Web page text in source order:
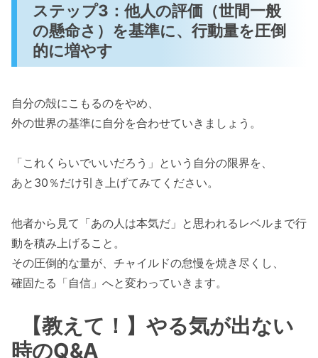
ステップ3：他人の評価（世間一般
の懸命さ）を基準に、行動量を圧倒
的に増やす
自分の殻にこもるのをやめ、
外の世界の基準に自分を合わせていきましょう。
「これくらいでいいだろう」という自分の限界を、
あと30％だけ引き上げてみてください。
他者から見て「あの人は本気だ」と思われるレベルまで行
動を積み上げること。
その圧倒的な量が、チャイルドの怠慢を焼き尽くし、
確固たる「自信」へと変わっていきます。
【教えて！】やる気が出ない
時のQ&A